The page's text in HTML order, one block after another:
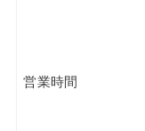
営業時間